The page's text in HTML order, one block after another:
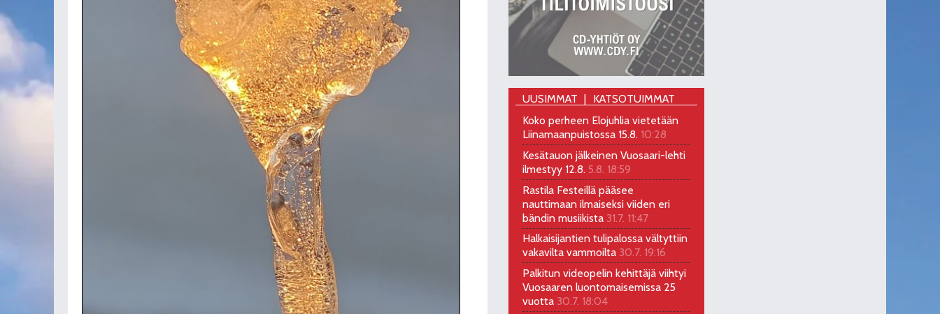
UUSIMMAT
KATSOTUIMMAT
Koko perheen Elojuhlia vietetään
Liinamaanpuistossa 15.8. 10:28
Kesätauon jälkeinen Vuosaari-lehti
ilmestyy 12.8. 5.8. 18:59
Rastila Festeillä pääsee
nauttimaan ilmaiseksi viiden eri
bändin musiikista 31.7. 11:47
Halkaisijantien tulipalossa vältyttiin
vakavilta vammoilta 30.7. 19:16
Palkitun videopelin kehittäjä viihtyi
Vuosaaren luontomaisemissa 25
vuotta 30.7. 18:04